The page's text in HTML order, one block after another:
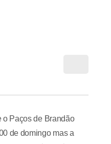
o Paços de Brandão
de domingo mas a